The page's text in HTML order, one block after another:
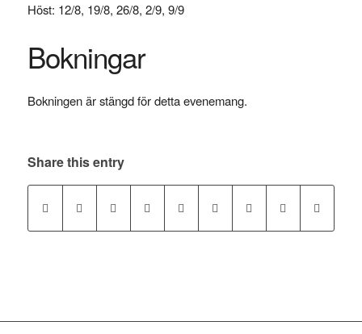
Höst: 12/8, 19/8, 26/8, 2/9, 9/9
Bokningar
Bokningen är stängd för detta evenemang.
Share this entry